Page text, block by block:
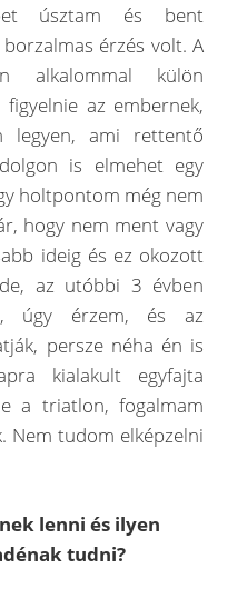
úsztam és bent
érzés volt. A
alkalommal külön
az embernek,
legyen, ami rettentő
is elmehet egy
holtpontom még nem
hogy nem ment vagy
ideig és ez okozott
az utóbbi 3 évben
úgy érzem, és az
persze néha én is
kialakult egyfajta
a triatlon, fogalmam
Nem tudom elképzelni
lenni és ilyen
tudni?